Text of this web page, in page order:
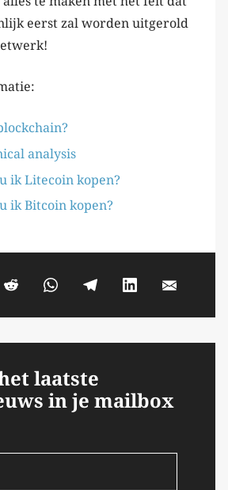
eerst zal worden uitgerold
analysis
ik Litecoin kopen?
ik Bitcoin kopen?
laatste
in je mailbox